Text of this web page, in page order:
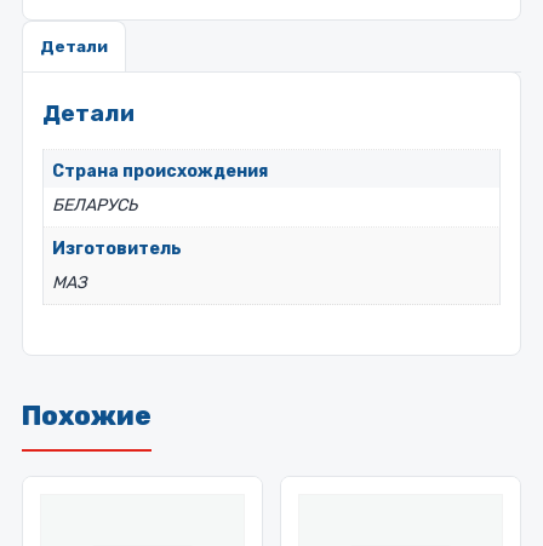
Детали
Детали
Страна происхождения
БЕЛАРУСЬ
Изготовитель
МАЗ
Похожие